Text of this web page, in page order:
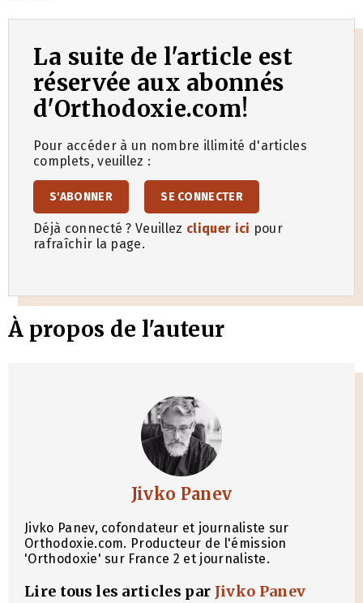
La suite de l'article est
réservée aux abonnés
d'Orthodoxie.com!
Pour accéder à un nombre illimité d'articles
complets, veuillez :
S'ABONNER SE CONNECTER
Déjà connecté ? Veuillez cliquer ici pour
rafraîchir la page.
À propos de l'auteur
Jivko Panev
Jivko Panev, cofondateur et journaliste sur
Orthodoxie.com. Producteur de l'émission
'Orthodoxie' sur France 2 et journaliste.
Lire tous les articles par Jivko Panev